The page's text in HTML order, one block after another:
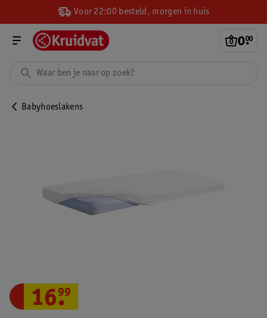
Voor 22:00 besteld, morgen in huis
0.
00
Babyhoeslakens
16.
99